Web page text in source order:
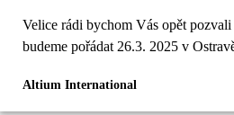
Velice rádi bychom Vás opět pozvali
budeme pořádat 26.3. 2025 v
Altium International